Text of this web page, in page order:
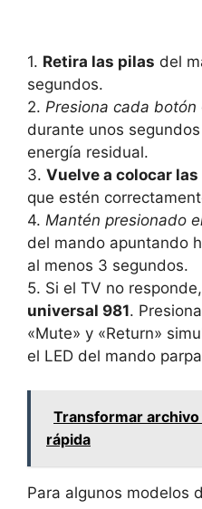
1. Retira las pilas del
segundos.
2. Presiona cada botón
durante unos
energía residual.
3. Vuelve a colocar
que estén
4. Mantén presionado
del mando apuntando
al menos 3 segundos.
5. Si el TV no responde,
universal 981.
«Mute» y «Return»
el LED del mando
Transformar archivo
rápida
Para algunos modelos